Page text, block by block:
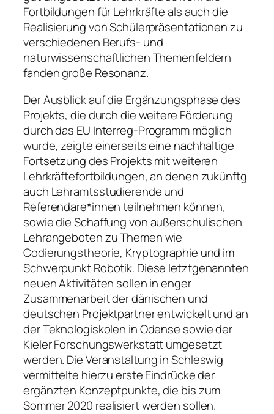
Fortbildungen für Lehrkräfte als auch die
Realisierung von Schülerpräsentationen zu
verschiedenen Berufs- und
naturwissenschaftlichen Themenfeldern
fanden große Resonanz.
Der Ausblick auf die Ergänzungsphase des
Projekts, die durch die weitere Förderung
durch das EU Interreg-Programm möglich
wurde, zeigte einerseits eine nachhaltige
Fortsetzung des Projekts mit weiteren
Lehrkräftefortbildungen, an denen zukünftg
auch Lehramtsstudierende und
Referendare*innen teilnehmen können,
sowie die Schaffung von außerschulischen
Lehrangeboten zu Themen wie
Codierungstheorie, Kryptographie und im
Schwerpunkt Robotik. Diese letztgenannten
neuen Aktivitäten sollen in enger
Zusammenarbeit der dänischen und
deutschen Projektpartner entwickelt und an
der Teknologiskolen in Odense sowie der
Kieler Forschungswerkstatt umgesetzt
werden. Die Veranstaltung in Schleswig
vermittelte hierzu erste Eindrücke der
ergänzten Konzeptpunkte, die bis zum
Sommer 2020 realisiert werden sollen.